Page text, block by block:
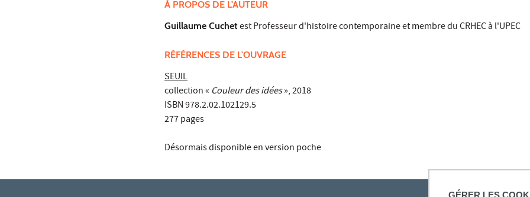
GÉRER LES
À PROPOS DE L'AUTEUR
Guillaume Cuchetest Professeur d'histoire contemporaine et membre du CRHEC à l'UPEC
RÉFÉRENCES DE L'OUVRAGE
SEUIL
collection « Couleur des idées», 2018
ISBN 978.2.02.102129.5
277 pages
Désormais disponible en version poche